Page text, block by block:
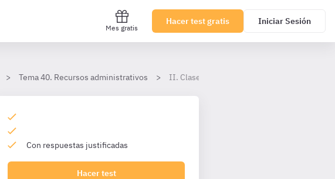
Mes gratis
Hacer test gratis Iniciar Sesión
Tema 40. Recursos administrativos II. Clases de recursos. Procedimientos
Con respuestas justificadas
Hacer test